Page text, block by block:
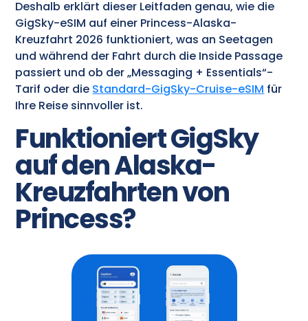
Deshalb erklärt dieser Leitfaden genau, wie die
GigSky-eSIM auf einer Princess-Alaska-
Kreuzfahrt 2026 funktioniert, was an Seetagen
und während der Fahrt durch die Inside Passage
passiert und ob der „Messaging + Essentials“-
Tarif oder die Standard-GigSky-Cruise-eSIM für
Ihre Reise sinnvoller ist.
Funktioniert GigSky
auf den Alaska-
Kreuzfahrten von
Princess?